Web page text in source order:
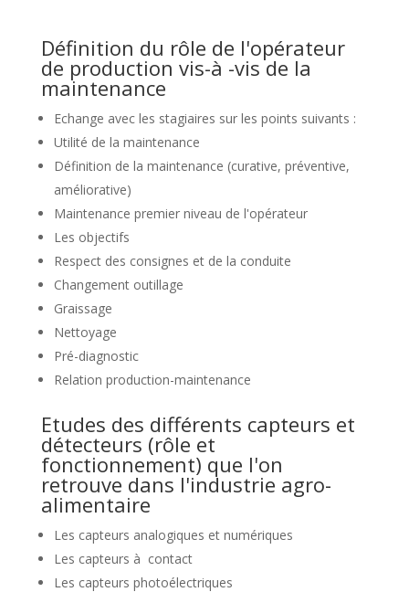
Définition du rôle de l'opérateur
de production vis-à -vis de la
maintenance
Echange avec les stagiaires sur les points suivants :
Utilité de la maintenance
Définition de la maintenance (curative, préventive,
améliorative)
Maintenance premier niveau de l'opérateur
Les objectifs
Respect des consignes et de la conduite
Changement outillage
Graissage
Nettoyage
Pré-diagnostic
Relation production-maintenance
Etudes des différents capteurs et
détecteurs (rôle et
fonctionnement) que l'on
retrouve dans l'industrie agro-
alimentaire
Les capteurs analogiques et numériques
Les capteurs à contact
Les capteurs photoélectriques